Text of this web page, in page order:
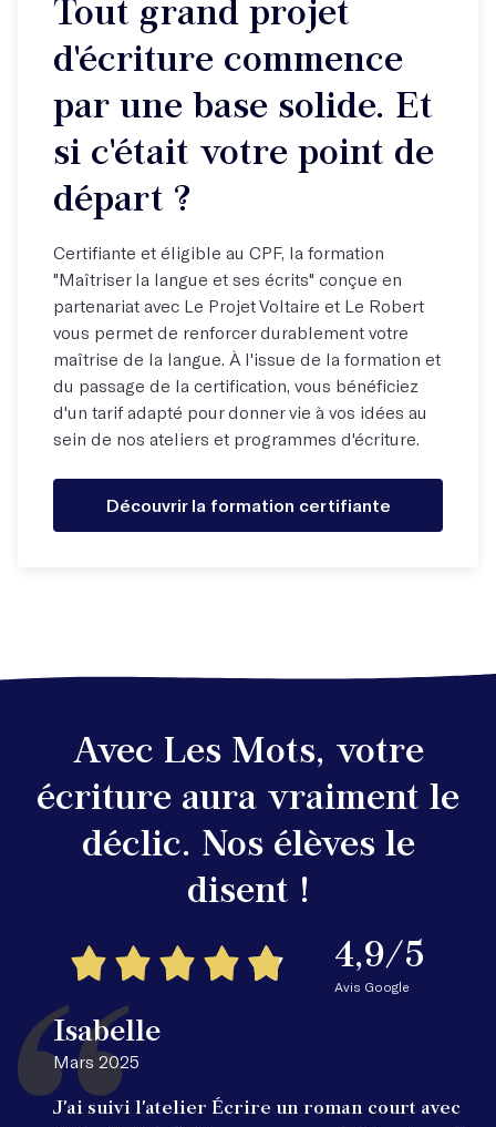
Besoin de savoir si vous êtes éligible ? Contactez-nous ! :
fanny@lesmots.co
Tout grand projet
d'écriture commence
par une base solide. Et
si c'était votre point de
départ ?
Certifiante et éligible au CPF, la formation
"Maîtriser la langue et ses écrits" conçue en
partenariat avec Le Projet Voltaire et Le Robert
vous permet de renforcer durablement votre
maîtrise de la langue. À l'issue de la formation et
du passage de la certification, vous bénéficiez
d'un tarif adapté pour donner vie à vos idées au
sein de nos ateliers et programmes d'écriture.
Découvrir la formation certifiante
Avec Les Mots, votre
écriture aura vraiment le
déclic. Nos élèves le
disent !
4,9/5
Avis Google
Isabelle
Mars 2025
J'ai suivi l'atelier Écrire un roman court avec